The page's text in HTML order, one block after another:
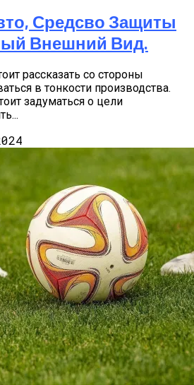
Средсво Защиты
Внешний Вид.
рассказать со стороны
в тонкости производства.
задуматься о цели